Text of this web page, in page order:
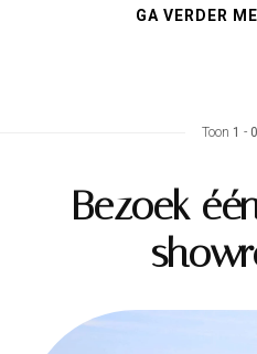
GA VERDER
Toon 1 - 0
Bezoek